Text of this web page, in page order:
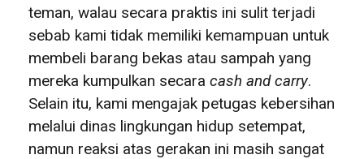
teman, walau secara praktis ini sulit terjadi
sebab kami tidak memiliki kemampuan untuk
membeli barang bekas atau sampah yang
mereka kumpulkan secara cash and carry.
Selain itu, kami mengajak petugas kebersihan
melalui dinas lingkungan hidup setempat,
namun reaksi atas gerakan ini masih sangat